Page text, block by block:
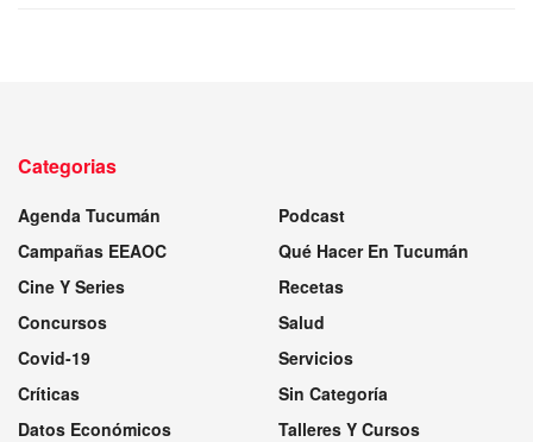
Categorias
Agenda Tucumán
Campañas EEAOC
Cine Y Series
Concursos
Covid-19
Críticas
Datos Económicos
Podcast
Qué Hacer En Tucumán
Recetas
Salud
Servicios
Sin Categoría
Talleres Y Cursos